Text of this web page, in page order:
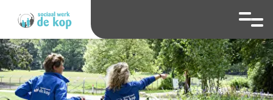
Hoog contrast
Ga naar